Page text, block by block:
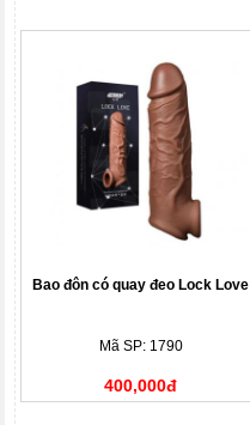
Bao đôn có quay đeo Lock Love
Mã SP: 1790
400,000đ